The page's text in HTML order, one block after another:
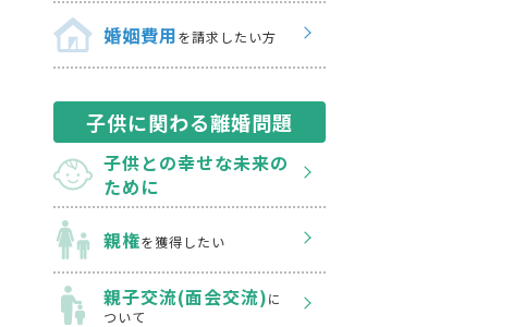
婚姻費用を請求したい方
子供に関わる離婚問題
子供との幸せな未来の
ために
親権を獲得したい
親子交流(面会交流)に
ついて